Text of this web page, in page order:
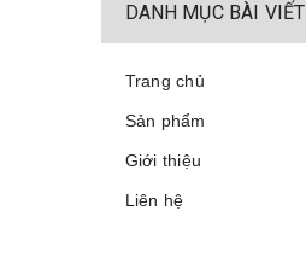
DANH MỤC BÀI VIẾT
Trang chủ
Sản phẩm
Giới thiệu
Liên hệ